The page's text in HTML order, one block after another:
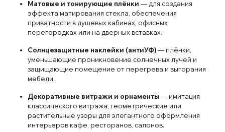
Матовые и тонирующие плёнки — для создания
эффекта матирования стекла, обеспечения
приватности в душевых кабинах, офисных
перегородках или на дверных вставках.
Солнцезащитные наклейки (антиУФ)— плёнки,
уменьшающие проникновение солнечных лучей и
защищающие помещение от перегрева и выгорания
мебели.
Декоративные витражи и орнаменты — имитация
классического витража, геометрические или
растительные узоры для элегантного оформления
интерьеров кафе, ресторанов, салонов.